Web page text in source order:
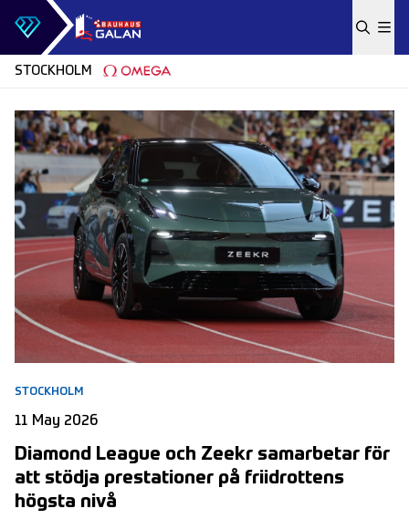
Skip to content
STOCKHOLM
STOCKHOLM
11 May 2026
Diamond League och Zeekr samarbetar för
att stödja prestationer på friidrottens
högsta nivå